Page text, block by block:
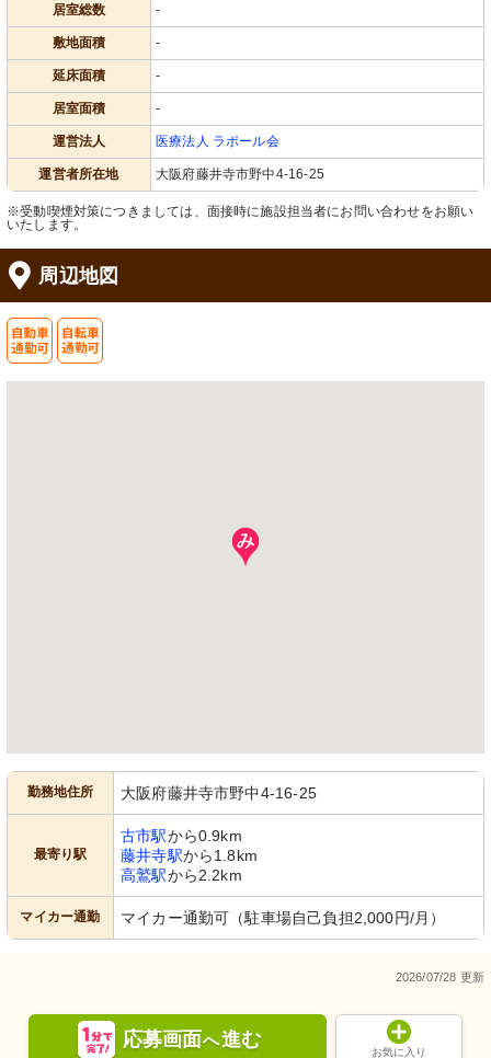
居室総数 -
敷地面積 -
延床面積 -
居室面積 -
運営法人 医療法人 ラポール会
運営者所在地 大阪府藤井寺市野中4-16-25
※受動喫煙対策につきましては、面接時に施設担当者にお問い合わせをお願い
いたします。
周辺地図
勤務地住所 大阪府藤井寺市野中4-16-25
最寄り駅
古市駅から0.9km
藤井寺駅から1.8km
高鷲駅から2.2km
マイカー通勤 マイカー通勤可（駐車場自己負担2,000円/月）
2026/07/28 更新
応募画面へ進む
お気に入り